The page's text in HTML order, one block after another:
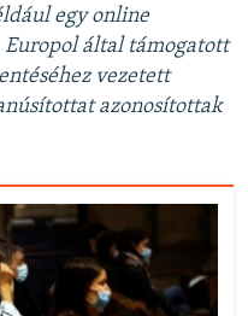
egy online
Europol által támogatott
éséhez vezetett
azonosítottak